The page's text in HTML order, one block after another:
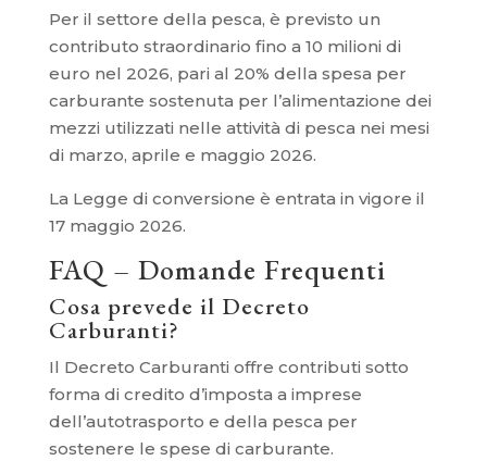
Per il settore della pesca, è previsto un
contributo straordinario fino a 10 milioni di
euro nel 2026, pari al 20% della spesa per
carburante sostenuta per l’alimentazione dei
mezzi utilizzati nelle attività di pesca nei mesi
di marzo, aprile e maggio 2026.
La Legge di conversione è entrata in vigore il
17 maggio 2026.
FAQ – Domande Frequenti
Cosa prevede il Decreto
Carburanti?
Il Decreto Carburanti offre contributi sotto
forma di credito d’imposta a imprese
dell’autotrasporto e della pesca per
sostenere le spese di carburante.